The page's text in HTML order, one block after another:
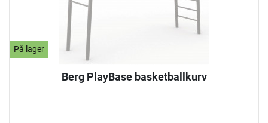
På lager
Berg PlayBase basketballkurv